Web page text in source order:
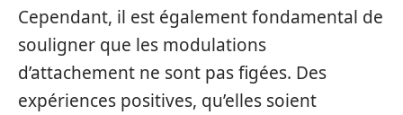
Cependant, il est également fondamental de
souligner que les modulations
d’attachement ne sont pas figées. Des
expériences positives, qu’elles soient